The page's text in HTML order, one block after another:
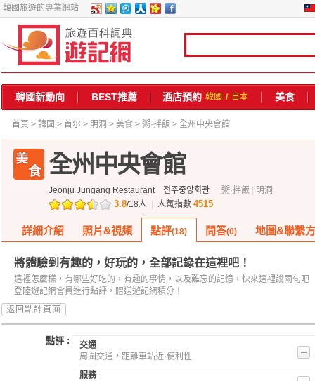
韓國旅遊的專業網站
韓國新動向 BEST推薦 酒店預約 韓國 / 日本 美食
首頁 > 韓國 > 首尔 > 明洞 > 美食 > 粥·拌飯 > 全州中央會館
全州中央會館
Jeonju Jungang Restaurant 전주중앙회관 粥·拌飯 明洞
3.8/18人 人氣指數 4515
詳細介紹 照片&視頻 點評(18) 問答(0) 地圖&聯繫
將體驗到有趣的，好玩的，全部記錄在這裡吧！
這裡怎麼樣，有哪些好吃的，有趣的事情，以及難忘的記憶，快來這裡說兩句吧
登陸遊記網會員進行點評，贈送遊記網積分！
返回點評頁面
點評 :
交通
周圍交通，距離車站近·便利性
服務